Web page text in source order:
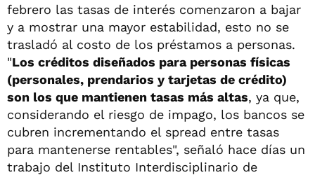
febrero las tasas de interés comenzaron a bajar
y a mostrar una mayor estabilidad, esto no se
trasladó al costo de los préstamos a personas.
"Los créditos diseñados para personas físicas
(personales, prendarios y tarjetas de crédito)
son los que mantienen tasas más altas, ya que,
considerando el riesgo de impago, los bancos se
cubren incrementando el spread entre tasas
para mantenerse rentables", señaló hace días un
trabajo del Instituto Interdisciplinario de